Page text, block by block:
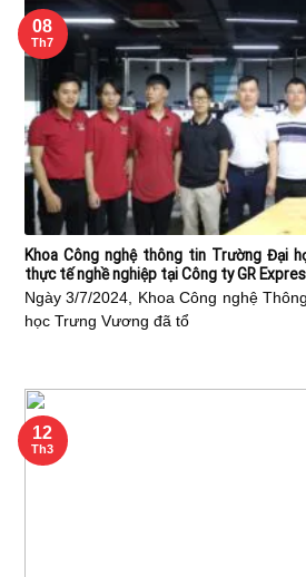
Khoa Công nghệ thông tin Trường Đại
thực tế nghề nghiệp tại Công ty GR
Ngày 3/7/2024, Khoa Công nghệ
học Trưng Vương đã tổ
08
Th7
12
Th3